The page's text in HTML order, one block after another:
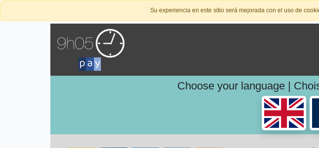
Choose your language |
Su experiencia en este sitio será mejorada con el uso de